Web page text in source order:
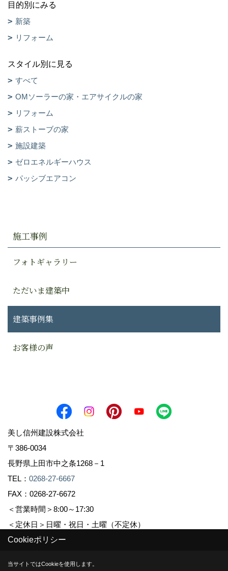
目的別にみる
新築
リフォーム
スタイル別に見る
すべて
OMソーラーの家・エアサイクルの家
リフォーム
薪ストーブの家
施設建築
ゼロエネルギーハウス
パッシブエアコン
施工事例
フォトギャラリー
ただいま建築中
建築事例集
お客様の声
美し信州建設株式会社
〒386-0034
長野県上田市中之条1268－1
TEL： 0268-27-6667
FAX：0268-27-6672
＜営業時間＞8:00～17:30
＜定休日＞日曜・祝日・土曜（不定休）
Copyright (c) Sinshuu. All Rights Reserved.
Cookieポリシー
当サイトではCookieを使用します。